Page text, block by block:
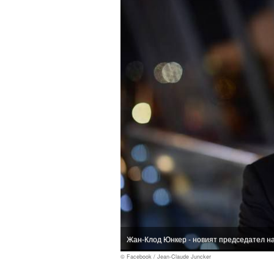
Жан-Клод Юнкер - новият председател
© Facebook / Jean-Claude Juncker